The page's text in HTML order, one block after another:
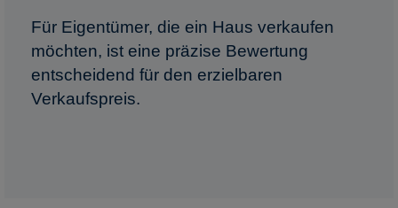
Für Eigentümer, die ein Haus verkaufen
möchten, ist eine präzise Bewertung
entscheidend für den erzielbaren
Verkaufspreis.